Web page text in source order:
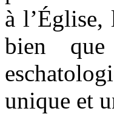
à l’Église,
bien
unique et